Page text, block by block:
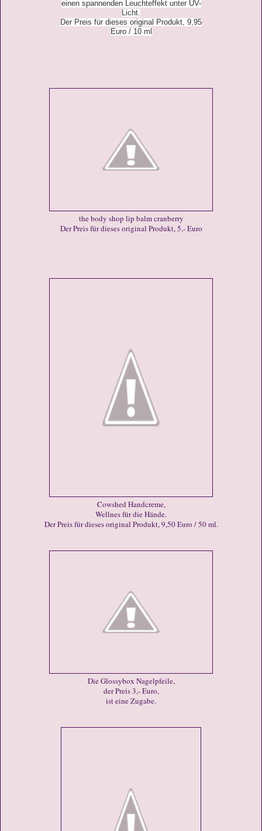
einen spannenden Leuchteffekt unter UV-
Licht.
Der Preis für dieses original Produkt, 9,95
Euro / 10 ml
the body shop lip balm cranberry
Der Preis für dieses original Produkt, 5,- Euro
Cowshed Handcreme,
Wellnes für die Hände.
Der Preis für dieses original Produkt, 9,50 Euro / 50 ml.
Die Glossybox Nagelpfeile,
der Preis 3,- Euro,
ist eine Zugabe.